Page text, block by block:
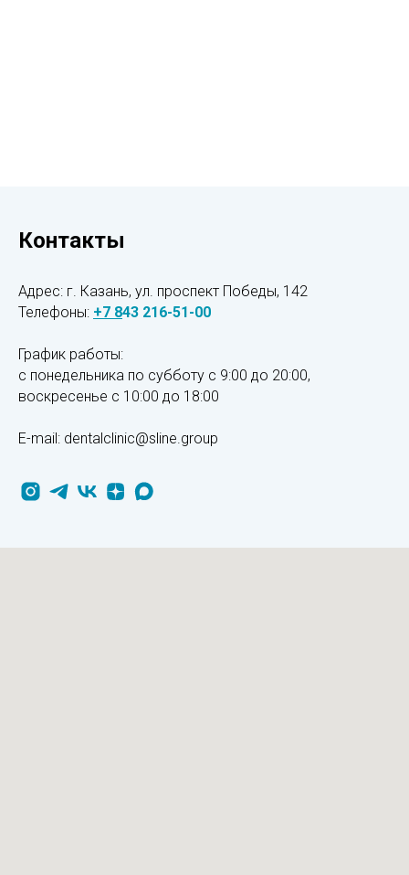
Контакты
Адрес: г. Казань, ул. проспект Победы, 142
Телефоны: +7 843 216-51-00
График работы:
с понедельника по субботу с 9:00 до 20:00,
воскресенье с 10:00 до 18:00
E-mail: dentalclinic@sline.group